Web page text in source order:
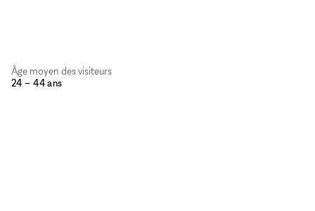
Âge moyen des visiteurs
24 – 44 ans